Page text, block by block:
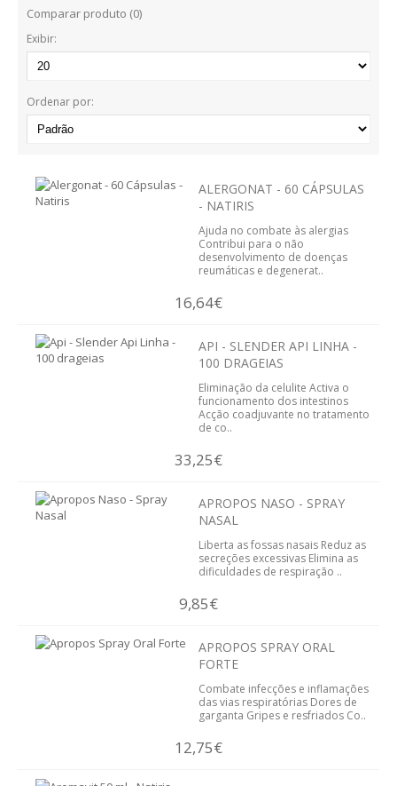
BARRAS
BOLACHAS E BISCOITOS
MASSAS
SNACKS
TOSTAS
OUTROS ALIMENTOS
SAÚDE
COSMÉTICA
Comparar produto (0)
Exibir:
Ordenar por:
ALERGONAT - 60 CÁPSULAS
- NATIRIS
Ajuda no combate às alergias
Contribui para o não
desenvolvimento de doenças
reumáticas e degenerat..
16,64€
API - SLENDER API LINHA -
100 DRAGEIAS
Eliminação da celulite Activa o
funcionamento dos intestinos
Acção coadjuvante no tratamento
de co..
33,25€
APROPOS NASO - SPRAY
NASAL
Liberta as fossas nasais Reduz as
secreções excessivas Elimina as
dificuldades de respiração ..
9,85€
APROPOS SPRAY ORAL
FORTE
Combate infecções e inflamações
das vias respiratórias Dores de
garganta Gripes e resfriados Co..
12,75€